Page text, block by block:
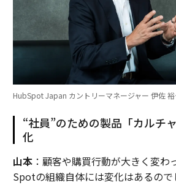
HubSpot Japan カントリーマネージャー 伊佐
“社員”のための製品「カルチ
化
山本：顧客や購買行動が大きく変わ
Spotの組織自体には変化はあるので